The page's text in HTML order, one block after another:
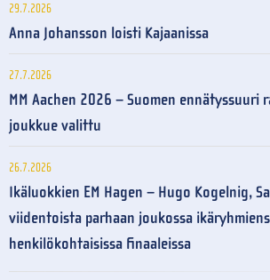
29.7.2026
Anna Johansson loisti Kajaanissa
27.7.2026
MM Aachen 2026 – Suomen ennätyssuuri
joukkue valittu
26.7.2026
Ikäluokkien EM Hagen – Hugo Kogelnig,
viidentoista parhaan joukossa
henkilökohtaisissa finaaleissa